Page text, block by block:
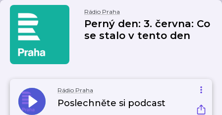
Rádio Praha
Perný den: 3. června: Co
se stalo v tento den
Rádio Praha
Poslechněte si podcast